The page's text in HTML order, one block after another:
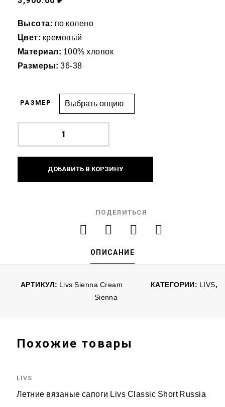
Высота: по колено
Цвет: кремовый
Материал: 100% хлопок
Размеры: 36-38
РАЗМЕР
ДОБАВИТЬ В КОРЗИНУ
ПОДЕЛИТЬСЯ
ОПИСАНИЕ
АРТИКУЛ: Livs Sienna Cream КАТЕГОРИИ: LIVS,
Sienna
Похожие товары
LIVS
Летние вязаные сапоги Livs Classic Short Russia